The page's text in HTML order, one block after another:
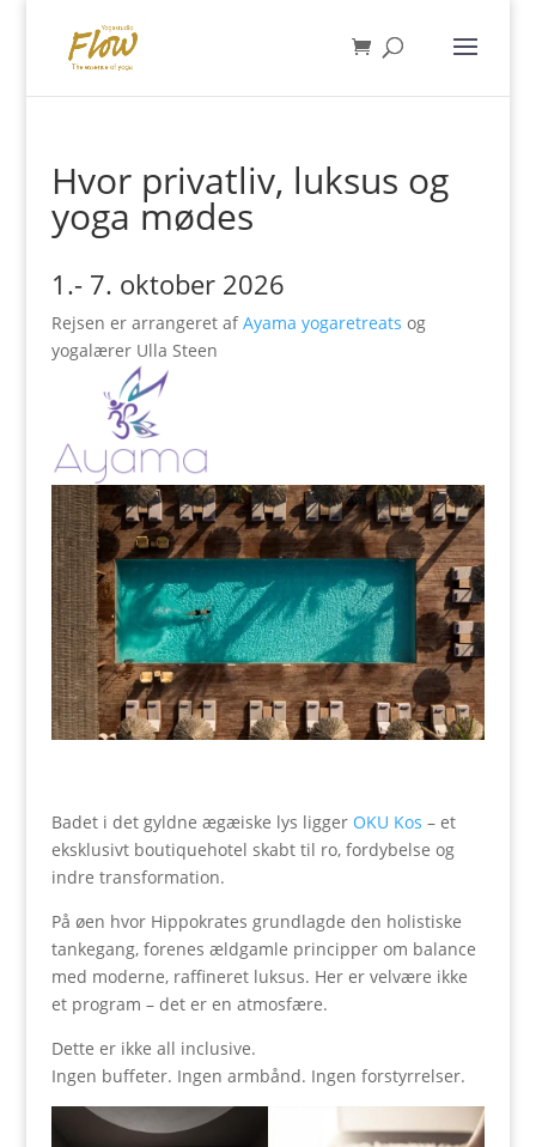
Hvor privatliv, luksus og
yoga mødes
1.- 7. oktober 2026
Rejsen er arrangeret afAyama yogaretreats og
yogalærer Ulla Steen
Badet i det gyldne ægæiske lys ligger OKU Kos – et
eksklusivt boutiquehotel skabt til ro, fordybelse og
indre transformation.
På øen hvor Hippokrates grundlagde den holistiske
tankegang, forenes ældgamle principper om balance
med moderne, raffineret luksus. Her er velvære ikke
et program – det er en atmosfære.
Dette er ikke all inclusive.
Ingen buffeter. Ingen armbånd. Ingen forstyrrelser.